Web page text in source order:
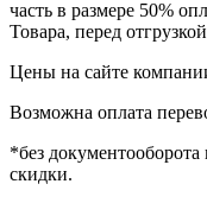
часть в размере 50%
Товара, перед
Цены на сайте
Возможна оплата
*без
скидки.